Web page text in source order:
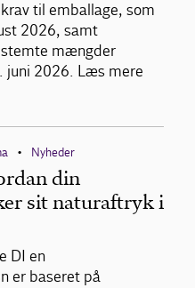
til emballage, som
2026, samt
mængder
juni 2026. Læs mere
• Nyheder
din
sit naturaftryk i
DI en
er baseret på